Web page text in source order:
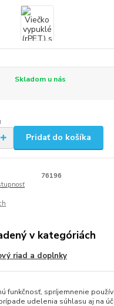
Skladom u nás
Pridať do košíka
76196
v kategóriách
riad a doplnky
(PET)
funkčnosť, spríjemnenie
udelenia súhlasu aj na